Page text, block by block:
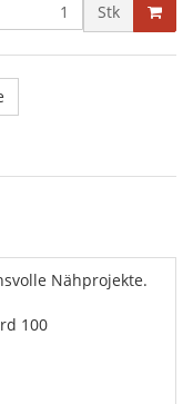
Stk
Nähprojekte.
100